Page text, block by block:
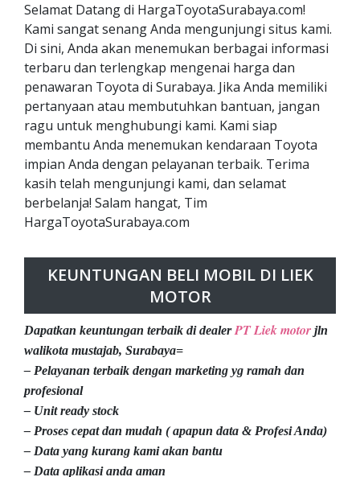
Selamat Datang di HargaToyotaSurabaya.com!
Kami sangat senang Anda mengunjungi situs kami.
Di sini, Anda akan menemukan berbagai informasi
terbaru dan terlengkap mengenai harga dan
penawaran Toyota di Surabaya. Jika Anda memiliki
pertanyaan atau membutuhkan bantuan, jangan
ragu untuk menghubungi kami. Kami siap
membantu Anda menemukan kendaraan Toyota
impian Anda dengan pelayanan terbaik. Terima
kasih telah mengunjungi kami, dan selamat
berbelanja! Salam hangat, Tim
HargaToyotaSurabaya.com
KEUNTUNGAN BELI MOBIL DI LIEK
MOTOR
Dapatkan keuntungan terbaik di dealerPT Liek motor jln
walikota mustajab, Surabaya=
– Pelayanan terbaik dengan marketing yg ramah dan
profesional
– Unit ready stock
– Proses cepat dan mudah ( apapun data & Profesi Anda)
– Data yang kurang kami akan bantu
– Data aplikasi anda aman